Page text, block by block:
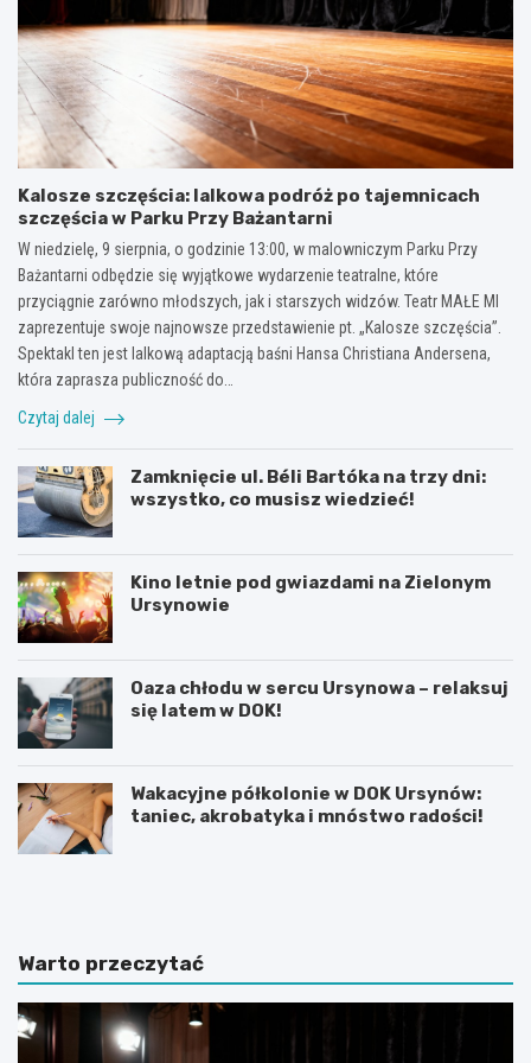
Kalosze szczęścia: lalkowa podróż po tajemnicach
szczęścia w Parku Przy Bażantarni
W niedzielę, 9 sierpnia, o godzinie 13:00, w malowniczym Parku Przy
Bażantarni odbędzie się wyjątkowe wydarzenie teatralne, które
przyciągnie zarówno młodszych, jak i starszych widzów. Teatr MAŁE MI
zaprezentuje swoje najnowsze przedstawienie pt. „Kalosze szczęścia”.
Spektakl ten jest lalkową adaptacją baśni Hansa Christiana Andersena,
która zaprasza publiczność do…
Czytaj dalej
Zamknięcie ul. Béli Bartóka na trzy dni:
wszystko, co musisz wiedzieć!
Kino letnie pod gwiazdami na Zielonym
Ursynowie
Oaza chłodu w sercu Ursynowa – relaksuj
się latem w DOK!
Wakacyjne półkolonie w DOK Ursynów:
taniec, akrobatyka i mnóstwo radości!
P
d
y
p
l
T
s
B
r
i
Warto przeczytać